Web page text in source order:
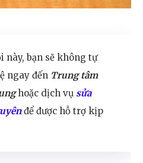
này, bạn sẽ không tự
ngay đến Trung tâm
hoặc dịch vụ sửa
để được hỗ trợ kịp